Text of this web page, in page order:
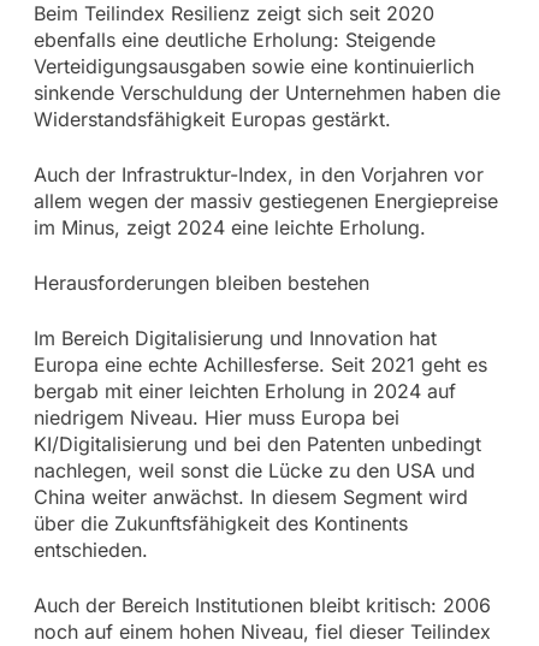
Beim Teilindex Resilienz zeigt sich seit 2020
ebenfalls eine deutliche Erholung: Steigende
Verteidigungsausgaben sowie eine kontinuierlich
sinkende Verschuldung der Unternehmen haben die
Widerstandsfähigkeit Europas gestärkt.
Auch der Infrastruktur-Index, in den Vorjahren vor
allem wegen der massiv gestiegenen Energiepreise
im Minus, zeigt 2024 eine leichte Erholung.
Herausforderungen bleiben bestehen
Im Bereich Digitalisierung und Innovation hat
Europa eine echte Achillesferse. Seit 2021 geht es
bergab mit einer leichten Erholung in 2024 auf
niedrigem Niveau. Hier muss Europa bei
KI/Digitalisierung und bei den Patenten unbedingt
nachlegen, weil sonst die Lücke zu den USA und
China weiter anwächst. In diesem Segment wird
über die Zukunftsfähigkeit des Kontinents
entschieden.
Auch der Bereich Institutionen bleibt kritisch: 2006
noch auf einem hohen Niveau, fiel dieser Teilindex